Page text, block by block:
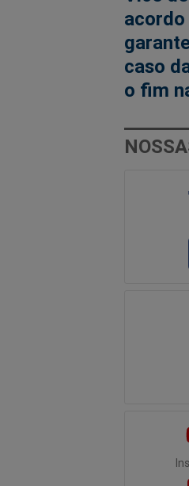
caso
o fim